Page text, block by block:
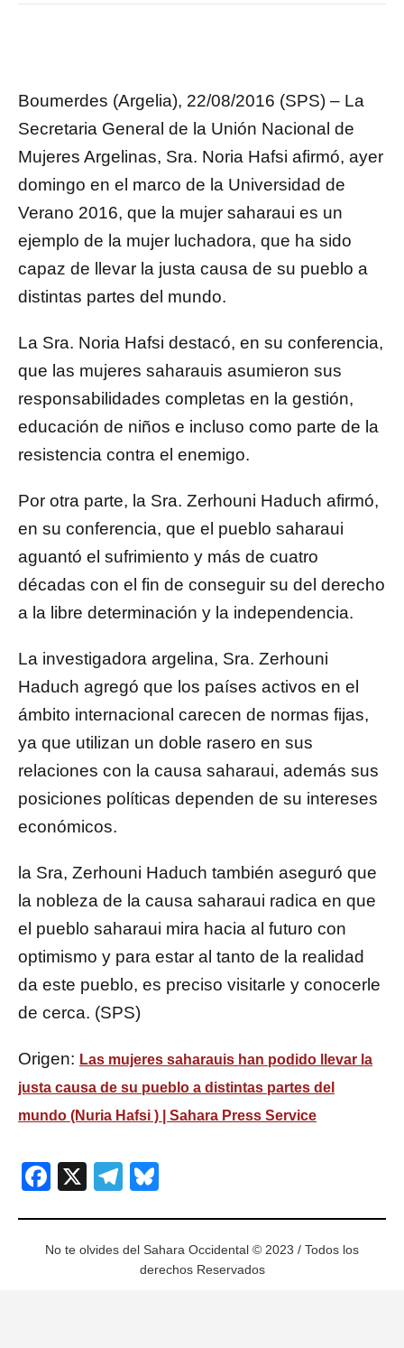
Boumerdes (Argelia), 22/08/2016 (SPS) – La
Secretaria General de la Unión Nacional de
Mujeres Argelinas, Sra. Noria Hafsi afirmó, ayer
domingo en el marco de la Universidad de
Verano 2016, que la mujer saharaui es un
ejemplo de la mujer luchadora, que ha sido
capaz de llevar la justa causa de su pueblo a
distintas partes del mundo.
La Sra. Noria Hafsi destacó, en su conferencia,
que las mujeres saharauis asumieron sus
responsabilidades completas en la gestión,
educación de niños e incluso como parte de la
resistencia contra el enemigo.
Por otra parte, la Sra. Zerhouni Haduch afirmó,
en su conferencia, que el pueblo saharaui
aguantó el sufrimiento y más de cuatro
décadas con el fin de conseguir su del derecho
a la libre determinación y la independencia.
La investigadora argelina, Sra. Zerhouni
Haduch agregó que los países activos en el
ámbito internacional carecen de normas fijas,
ya que utilizan un doble rasero en sus
relaciones con la causa saharaui, además sus
posiciones políticas dependen de su intereses
económicos.
la Sra, Zerhouni Haduch también aseguró que
la nobleza de la causa saharaui radica en que
el pueblo saharaui mira hacia al futuro con
optimismo y para estar al tanto de la realidad
da este pueblo, es preciso visitarle y conocerle
de cerca. (SPS)
Origen: Las mujeres saharauis han podido llevar la
justa causa de su pueblo a distintas partes del
mundo (Nuria Hafsi ) | Sahara Press Service
Facebook
X Telegram
No te olvides del Sahara Occidental © 2023 / Todos los
derechos Reservados